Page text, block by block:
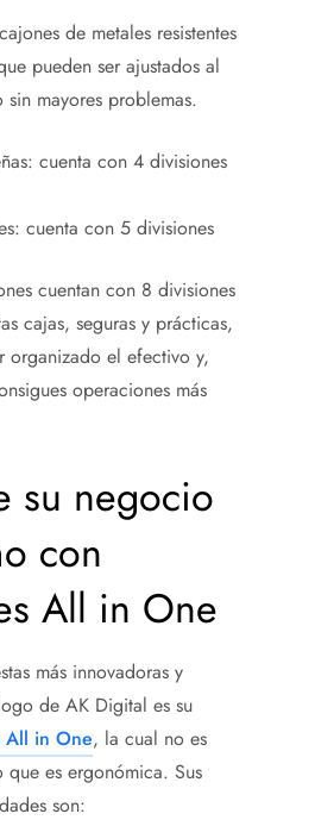
de metales resistentes
pueden ser ajustados al
mayores problemas.
cuenta con 4 divisiones
cuenta con 5 divisiones
cuentan con 8 divisiones
cajas, seguras y prácticas,
organizado el efectivo y,
operaciones más
su negocio
con
All in One
más innovadoras y
de AK Digital es su
All in One, la cual no es
que es ergonómica. Sus
son: